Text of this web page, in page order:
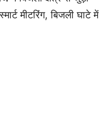
मीटरिंग, बिजली घाटे में